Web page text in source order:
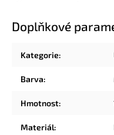
Doplňkové
Kategorie:
Barva:
Hmotnost:
Materiál: